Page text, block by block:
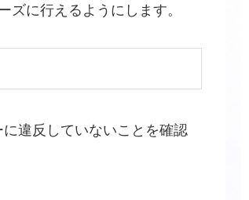
に行えるようにします。
違反していないことを確認